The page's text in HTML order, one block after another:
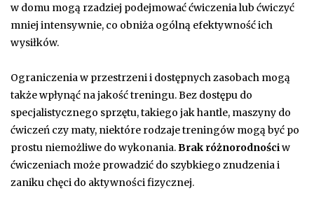
w domu mogą rzadziej podejmować ćwiczenia lub ćwiczyć
mniej intensywnie, co obniża ogólną efektywność ich
wysiłków.
Ograniczenia w przestrzeni i dostępnych zasobach mogą
także wpłynąć na jakość treningu. Bez dostępu do
specjalistycznego sprzętu, takiego jak hantle, maszyny do
ćwiczeń czy maty, niektóre rodzaje treningów mogą być po
prostu niemożliwe do wykonania.Brak różnorodnościw
ćwiczeniach może prowadzić do szybkiego znudzenia i
zaniku chęci do aktywności fizycznej.